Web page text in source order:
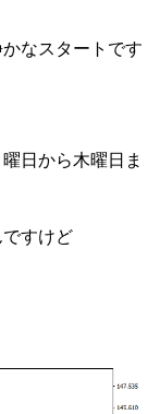
なスタートです
日から木曜日ま
すけど